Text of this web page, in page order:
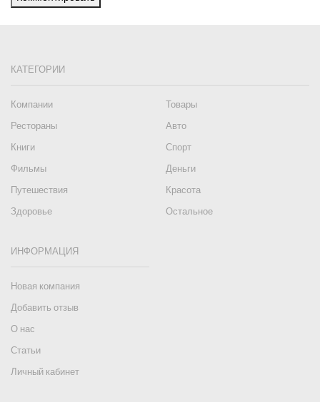
КАТЕГОРИИ
Компании
Товары
Рестораны
Авто
Книги
Спорт
Фильмы
Деньги
Путешествия
Красота
Здоровье
Остальное
ИНФОРМАЦИЯ
Новая компания
Добавить отзыв
О нас
Статьи
Личный кабинет